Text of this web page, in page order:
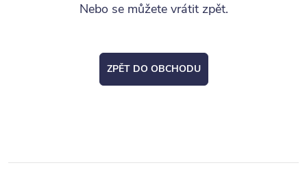
Nebo se můžete vrátit zpět.
ZPĚT DO OBCHODU